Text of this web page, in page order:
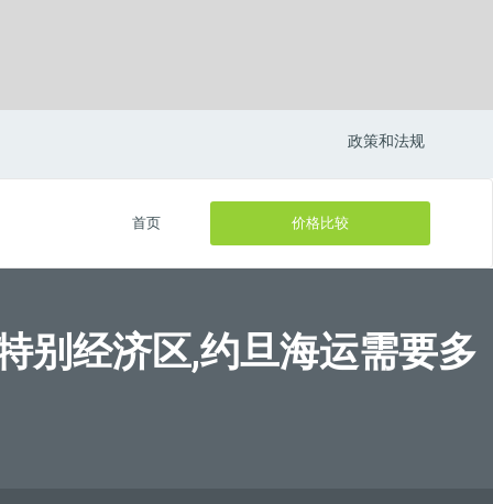
政策和法规
价格比较
首页
别经济区,约旦海运需要多